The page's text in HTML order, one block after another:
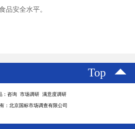
品安全水平。
Top
：咨询 市场调研 满意度调研
：北京国标市场调查有限公司